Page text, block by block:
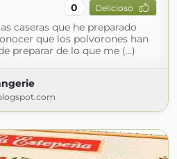
0 Delicioso
caseras que he preparado
que los polvorones han
preparar de lo que me (...)